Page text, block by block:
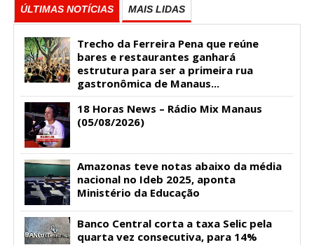
ÚLTIMAS NOTÍCIAS MAIS LIDAS
Trecho da Ferreira Pena que reúne
bares e restaurantes ganhará
estrutura para ser a primeira rua
gastronômica de Manaus...
18 Horas News​​​​​​​​​​​​ – Rádio Mix Manaus
(05/08/2026)
Amazonas teve notas abaixo da média
nacional no Ideb 2025, aponta
Ministério da Educação
Banco Central corta a taxa Selic pela
quarta vez consecutiva, para 14%